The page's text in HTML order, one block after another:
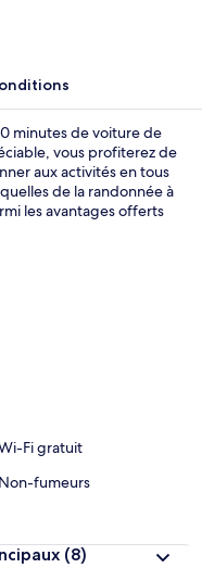
minutes de voiture de
vous profiterez de
aux activités en tous
de la randonnée à
les avantages offerts
un franc succès auprès
Fi gratuit
Non-fumeurs
(8)